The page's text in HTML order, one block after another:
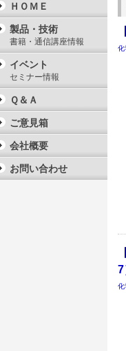
化
7
化
ＨＯＭＥ
製品・技術
書籍・通信講座情報
イベント
セミナー情報
Ｑ＆Ａ
ご意見箱
会社概要
お問い合わせ